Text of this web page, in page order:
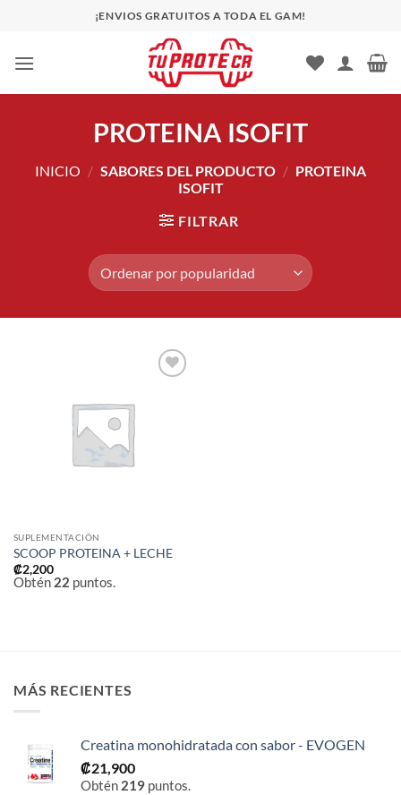
contenido
¡ENVIOS GRATUITOS A TODA EL GAM!
PROTEINA ISOFIT
INICIO / SABORES DEL PRODUCTO / PROTEINA
ISOFIT
FILTRAR
SUPLEMENTACIÓN
SCOOP PROTEINA + LECHE
₡2,200
Obtén 22 puntos.
MÁS RECIENTES
Creatina monohidratada con sabor - EVOGEN
₡21,900
Obtén 219 puntos.